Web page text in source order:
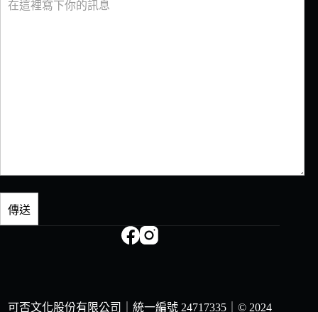
可否文化股份有限公司｜統一編號 24717335｜© 2024